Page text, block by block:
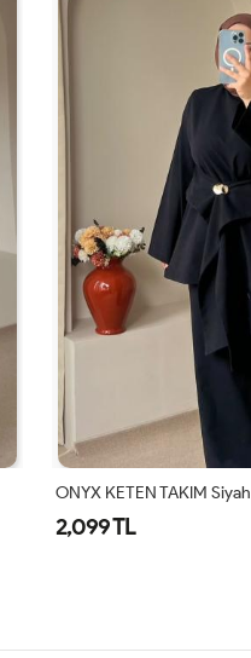
ONYX KETEN TAKIM Siyah
2,099 TL